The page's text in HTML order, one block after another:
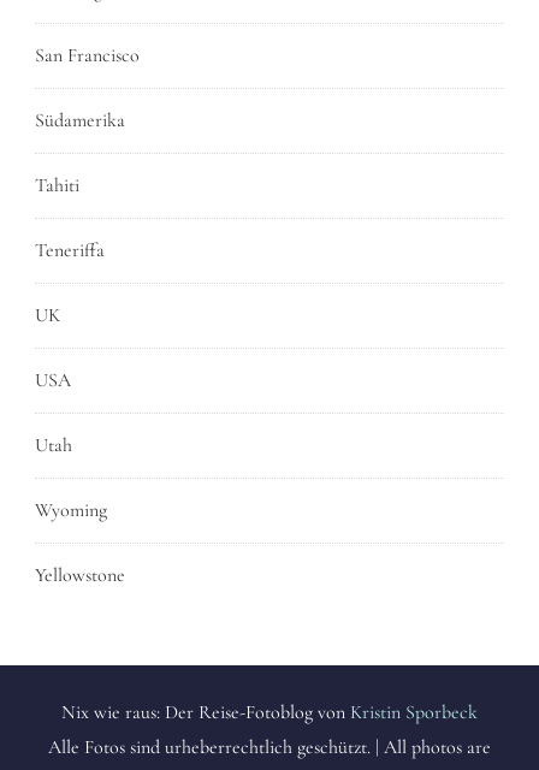
San Francisco
Südamerika
Tahiti
Teneriffa
UK
USA
Utah
Wyoming
Yellowstone
Nix wie raus: Der Reise-Fotoblog von Kristin Sporbeck
Alle Fotos sind urheberrechtlich geschützt. | All photos are